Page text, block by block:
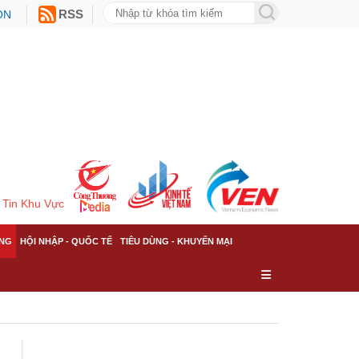
RSS
Tin Khu Vực
HỘI NHẬP - QUỐC TẾ TIÊU DÙNG - KHUYẾN MẠI